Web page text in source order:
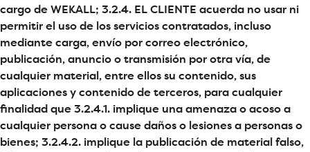
cargo de WEKALL; 3.2.4. EL CLIENTE acuerda no usar ni
permitir el uso de los servicios contratados, incluso
mediante carga, envío por correo electrónico,
publicación, anuncio o transmisión por otra vía, de
cualquier material, entre ellos su contenido, sus
aplicaciones y contenido de terceros, para cualquier
finalidad que 3.2.4.1. implique una amenaza o acoso a
cualquier persona o cause daños o lesiones a personas o
bienes; 3.2.4.2. implique la publicación de material falso,